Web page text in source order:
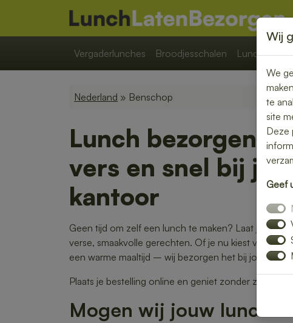
Vergaderlunches Broodjesschalen
Nederland » Benschop
Lunch bezorgen
vers en snel bij
kantoor
Geen tijd om zelf een lunch te maken? Laat je
verse, smaakvolle gerechten. Of je nu kiest voor een
een warme maaltijd – wij bezorgen het bij jou op
Plaats je bestelling online en geniet zonder zorgen
Mogen wij jouw lunch
Wij
We
te
site
Deze
Geef